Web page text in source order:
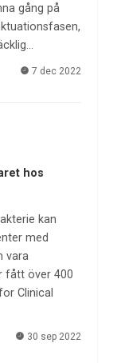
gång på
7 dec 2022
hos
kan
med
vara
fått över 400
Clinical
30 sep 2022